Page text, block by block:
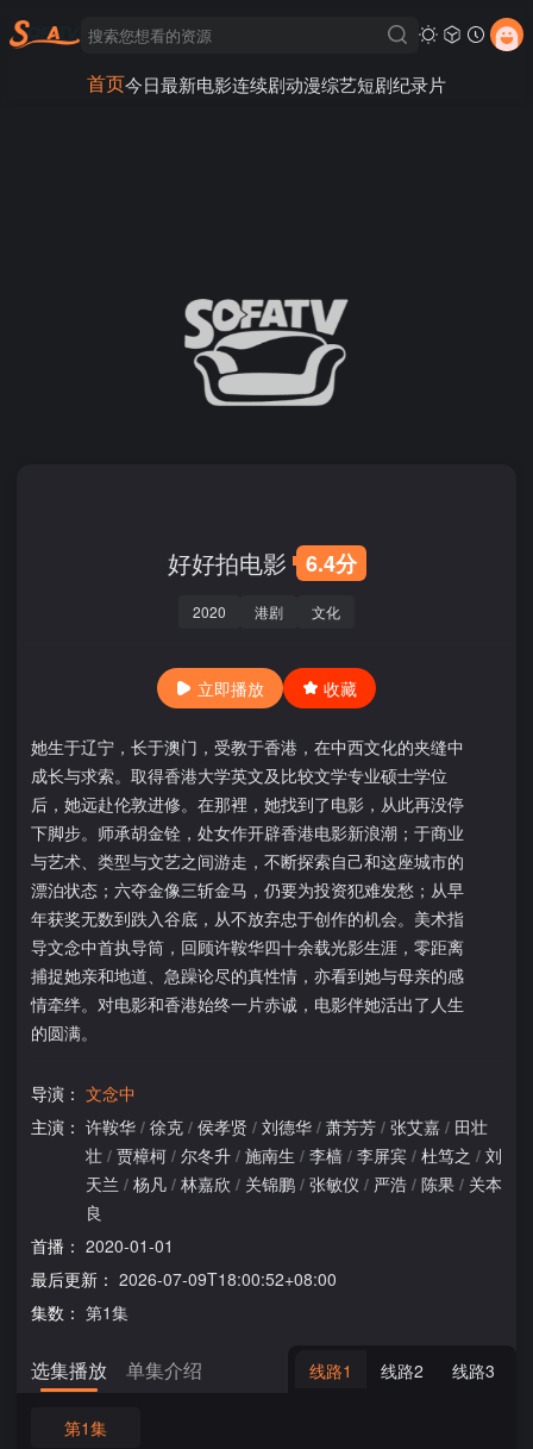
首页今日最新电影连续剧动漫综艺短剧纪录片
好好拍电影 6.4分
2020 港剧 文化
立即播放 收藏
她生于辽宁，长于澳门，受教于香港，在中西文化的夹缝中
成长与求索。取得香港大学英文及比较文学专业硕士学位
后，她远赴伦敦进修。在那裡，她找到了电影，从此再没停
下脚步。师承胡金铨，处女作开辟香港电影新浪潮；于商业
与艺术、类型与文艺之间游走，不断探索自己和这座城市的
漂泊状态；六夺金像三斩金马，仍要为投资犯难发愁；从早
年获奖无数到跌入谷底，从不放弃忠于创作的机会。美术指
导文念中首执导筒，回顾许鞍华四十余载光影生涯，零距离
捕捉她亲和地道、急躁论尽的真性情，亦看到她与母亲的感
情牵绊。对电影和香港始终一片赤诚，电影伴她活出了人生
的圆满。
导演： 文念中
主演： 许鞍华 / 徐克 / 侯孝贤 / 刘德华 / 萧芳芳 / 张艾嘉 / 田壮
壮 / 贾樟柯 / 尔冬升 / 施南生 / 李樯 / 李屏宾 / 杜笃之 / 刘
天兰 / 杨凡 / 林嘉欣 / 关锦鹏 / 张敏仪 / 严浩 / 陈果 / 关本
良
首播： 2020-01-01
最后更新： 2026-07-09T18:00:52+08:00
集数： 第1集
选集播放 单集介绍 线路1 线路2 线路3
第1集